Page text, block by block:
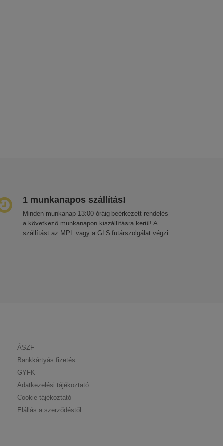
1 munkanapos szállítás!
Minden munkanap 13:00 óráig beérkezett rendelés
a következő munkanapon kiszállításra kerül! A
szállítást az MPL vagy a GLS futárszolgálat végzi.
ÁSZF
Bankkártyás fizetés
GYFK
Adatkezelési tájékoztató
Cookie tájékoztató
Elállás a szerződéstől